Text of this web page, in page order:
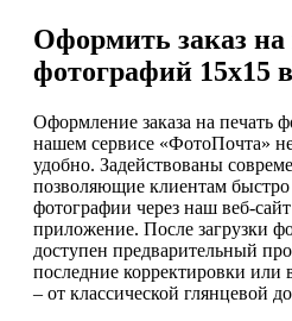
Оформить заказ на
фотографий 15х15
Оформление заказа на печать
нашем сервисе «ФотоПочта»
удобно. Задействованы
позволяющие клиентам быстро
фотографии через наш веб-
приложение. После загрузки
доступен предварительный
последние корректировки или
– от классической глянцевой